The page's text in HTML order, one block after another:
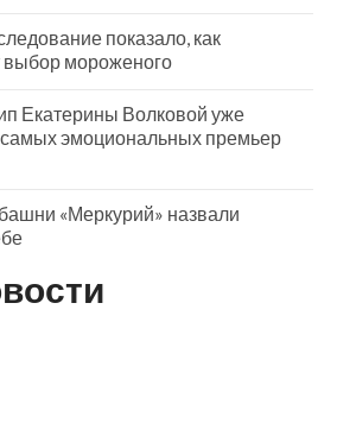
показало, как
выбор мороженого
Екатерины Волковой уже
эмоциональных премьер
«Меркурий» назвали